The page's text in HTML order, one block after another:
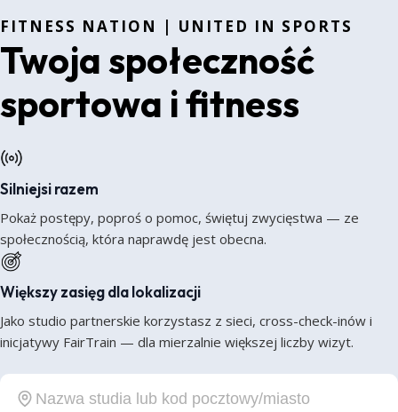
FITNESS NATION | UNITED IN SPORTS
Twoja społeczność
sportowa i fitness
Silniejsi razem
Pokaż postępy, poproś o pomoc, świętuj zwycięstwa — ze
społecznością, która naprawdę jest obecna.
Większy zasięg dla lokalizacji
Jako studio partnerskie korzystasz z sieci, cross-check-inów i
inicjatywy FairTrain — dla mierzalnie większej liczby wizyt.